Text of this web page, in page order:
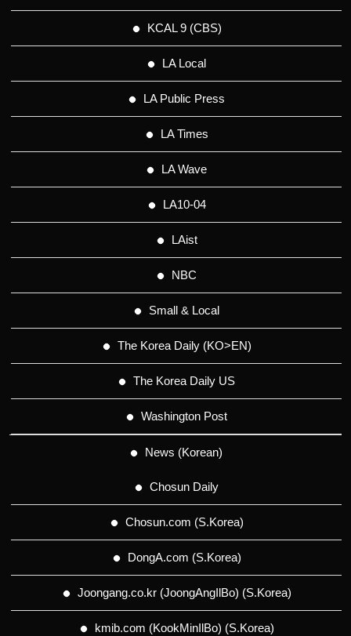
KCAL 9 (CBS)
LA Local
LA Public Press
LA Times
LA Wave
LA10-04
LAist
NBC
Small & Local
The Korea Daily (KO>EN)
The Korea Daily US
Washington Post
News (Korean)
Chosun Daily
Chosun.com (S.Korea)
DongA.com (S.Korea)
Joongang.co.kr (JoongAngIlBo) (S.Korea)
kmib.com (KookMinIlBo) (S.Korea)